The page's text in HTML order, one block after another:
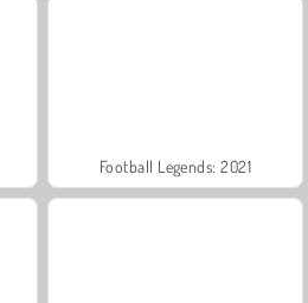
Football Legends: 2021